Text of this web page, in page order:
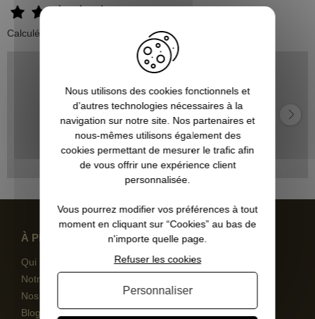
Calculé à partir de 500 avis.
À PROPOS
Qui sommes-nous
Notre magasin
Nos engagements
Blog et conseils d'experts
Nous utilisons des cookies fonctionnels et
d’autres technologies nécessaires à la
navigation sur notre site. Nos partenaires et
nous-mêmes utilisons également des
cookies permettant de mesurer le trafic afin
de vous offrir une expérience client
personnalisée.
Vous pourrez modifier vos préférences à tout
moment en cliquant sur “Cookies” au bas de
n'importe quelle page.
Refuser les cookies
Personnaliser